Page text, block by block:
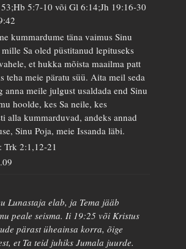
53;Hb 5:7-10 või Gl 6:14;Jh 19:16-30
kummardume täna vaimus Sinu
Sa oled püstitanud lepituseks
et hukka mõista maailma patt
teha meie päratu süü. Aita meil seda
anna meile julgust usaldada end Sinu
hoolde, kes Sa neile, kes
alla kummarduvad, andeks annad
Sinu Poja, meie Issanda läbi.
Trk 2:1,12-21
Lunastaja elab, ja Tema jääb
peale seisma. Ii 19:25 või Kristus
pärast üheainsa korra, õige
et Ta teid juhiks Jumala juurde.